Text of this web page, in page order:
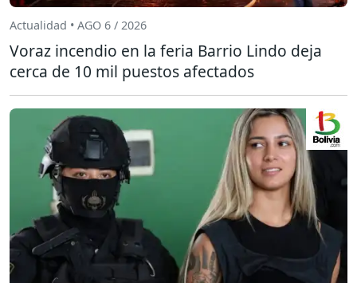
Actualidad • AGO 6 / 2026
Voraz incendio en la feria Barrio Lindo deja
cerca de 10 mil puestos afectados